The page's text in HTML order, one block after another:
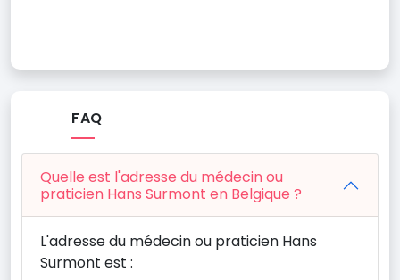
FAQ
Quelle est l'adresse du médecin ou
praticien Hans Surmont en Belgique ?
L'adresse du médecin ou praticien Hans
Surmont est :